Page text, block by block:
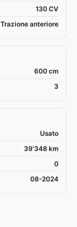
130 CV
Trazione anteriore
600 cm
3
Usato
39'348 km
0
08-2024